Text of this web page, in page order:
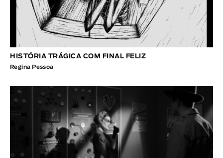
HISTÓRIA TRÁGICA COM FINAL FELIZ
Regina Pessoa